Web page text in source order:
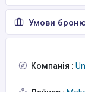
Умови
Компанія :